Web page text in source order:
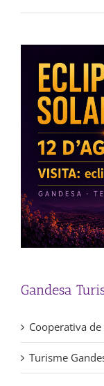
Gandesa
Cooperativa de
Turisme